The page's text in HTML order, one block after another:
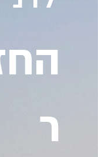
ר